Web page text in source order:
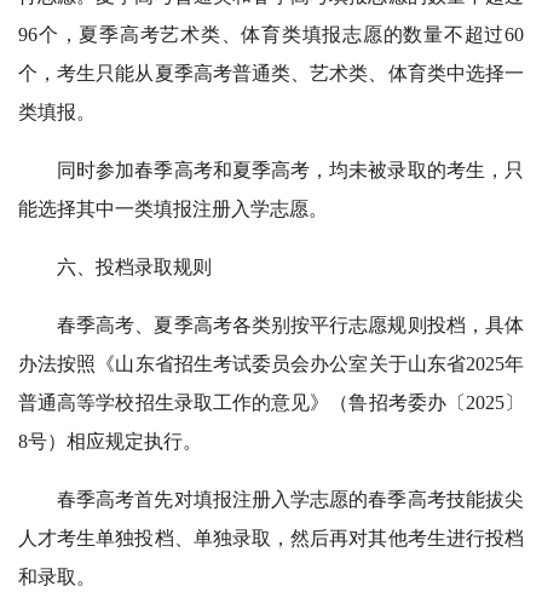
96个，夏季高考艺术类、体育类填报志愿的数量不超过60
个，考生只能从夏季高考普通类、艺术类、体育类中选择一
类填报。
同时参加春季高考和夏季高考，均未被录取的考生，只
能选择其中一类填报注册入学志愿。
六、投档录取规则
春季高考、夏季高考各类别按平行志愿规则投档，具体
办法按照《山东省招生考试委员会办公室关于山东省2025年
普通高等学校招生录取工作的意见》（鲁招考委办〔2025〕
8号）相应规定执行。
春季高考首先对填报注册入学志愿的春季高考技能拔尖
人才考生单独投档、单独录取，然后再对其他考生进行投档
和录取。